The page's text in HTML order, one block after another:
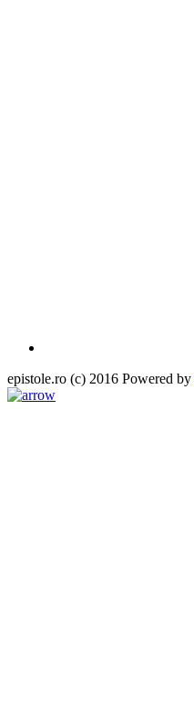
epistole.ro (c) 2016 Powered by